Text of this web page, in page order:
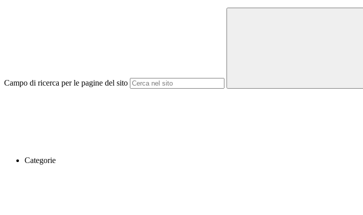
Campo di ricerca per le pagine del sito
Categorie